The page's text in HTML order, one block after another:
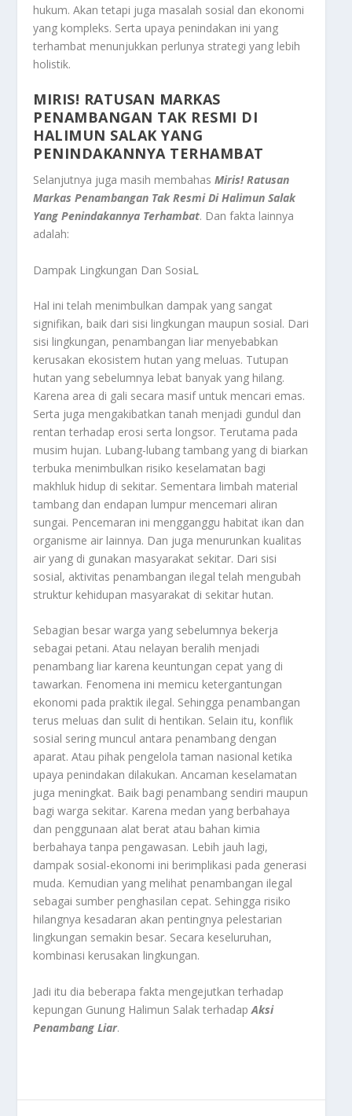
hukum. Akan tetapi juga masalah sosial dan ekonomi
yang kompleks. Serta upaya penindakan ini yang
terhambat menunjukkan perlunya strategi yang lebih
holistik.
MIRIS! RATUSAN MARKAS
PENAMBANGAN TAK RESMI DI
HALIMUN SALAK YANG
PENINDAKANNYA TERHAMBAT
Selanjutnya juga masih membahasMiris! Ratusan
Markas Penambangan Tak Resmi Di Halimun Salak
Yang Penindakannya Terhambat. Dan fakta lainnya
adalah:
Dampak Lingkungan Dan SosiaL
Hal ini telah menimbulkan dampak yang sangat
signifikan, baik dari sisi lingkungan maupun sosial. Dari
sisi lingkungan, penambangan liar menyebabkan
kerusakan ekosistem hutan yang meluas. Tutupan
hutan yang sebelumnya lebat banyak yang hilang.
Karena area di gali secara masif untuk mencari emas.
Serta juga mengakibatkan tanah menjadi gundul dan
rentan terhadap erosi serta longsor. Terutama pada
musim hujan. Lubang-lubang tambang yang di biarkan
terbuka menimbulkan risiko keselamatan bagi
makhluk hidup di sekitar. Sementara limbah material
tambang dan endapan lumpur mencemari aliran
sungai. Pencemaran ini mengganggu habitat ikan dan
organisme air lainnya. Dan juga menurunkan kualitas
air yang di gunakan masyarakat sekitar. Dari sisi
sosial, aktivitas penambangan ilegal telah mengubah
struktur kehidupan masyarakat di sekitar hutan.
Sebagian besar warga yang sebelumnya bekerja
sebagai petani. Atau nelayan beralih menjadi
penambang liar karena keuntungan cepat yang di
tawarkan. Fenomena ini memicu ketergantungan
ekonomi pada praktik ilegal. Sehingga penambangan
terus meluas dan sulit di hentikan. Selain itu, konflik
sosial sering muncul antara penambang dengan
aparat. Atau pihak pengelola taman nasional ketika
upaya penindakan dilakukan. Ancaman keselamatan
juga meningkat. Baik bagi penambang sendiri maupun
bagi warga sekitar. Karena medan yang berbahaya
dan penggunaan alat berat atau bahan kimia
berbahaya tanpa pengawasan. Lebih jauh lagi,
dampak sosial-ekonomi ini berimplikasi pada generasi
muda. Kemudian yang melihat penambangan ilegal
sebagai sumber penghasilan cepat. Sehingga risiko
hilangnya kesadaran akan pentingnya pelestarian
lingkungan semakin besar. Secara keseluruhan,
kombinasi kerusakan lingkungan.
Jadi itu dia beberapa fakta mengejutkan terhadap
kepungan Gunung Halimun Salak terhadapAksi
Penambang Liar.